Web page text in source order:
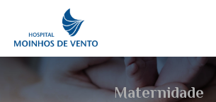
Maternidade